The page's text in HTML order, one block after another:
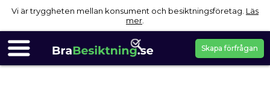
Vi är tryggheten mellan konsument och besiktningsföretag. Läs
mer
Skapa förfrågan